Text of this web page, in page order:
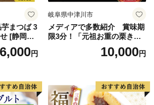
まつば 3
[静岡伊
県 吉田町
セット円
岐阜県中津川市
メディアで多数紹介 賞味期
限3分！「元祖お重の栗きん
とんモンブラン」 【未来の
ご褒美】スイーツ 栗 モンブ
子 菓子 F4N-2298
10,000円